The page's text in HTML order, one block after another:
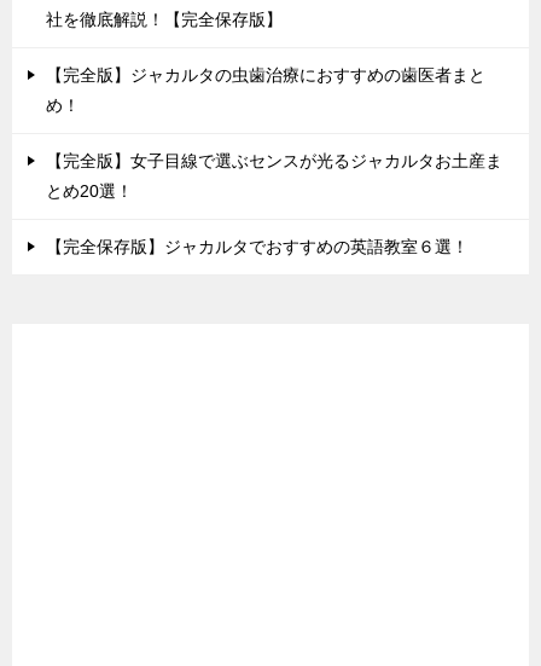
社を徹底解説！【完全保存版】
【完全版】ジャカルタの虫歯治療におすすめの歯医者まと
め！
【完全版】女子目線で選ぶセンスが光るジャカルタお土産ま
とめ20選！
【完全保存版】ジャカルタでおすすめの英語教室６選！